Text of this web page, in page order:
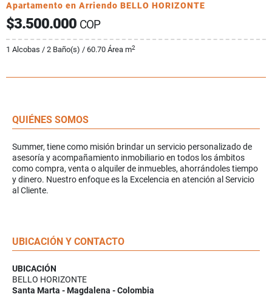
Apartamento en Arriendo BELLO HORIZONTE
$3.500.000 COP
1 Alcobas / 2 Baño(s) / 60.70 Área m2
QUIÉNES SOMOS
Summer, tiene como misión brindar un servicio personalizado de
asesoría y acompañamiento inmobiliario en todos los ámbitos
como compra, venta o alquiler de inmuebles, ahorrándoles tiempo
y dinero. Nuestro enfoque es la Excelencia en atención al Servicio
al Cliente.
UBICACIÓN Y CONTACTO
UBICACIÓN
BELLO HORIZONTE
Santa Marta - Magdalena - Colombia